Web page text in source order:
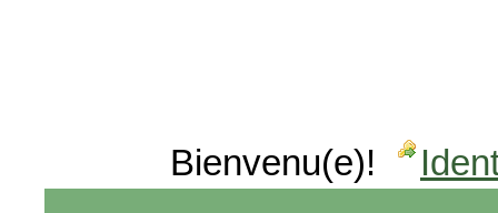
Bienvenu(e)!